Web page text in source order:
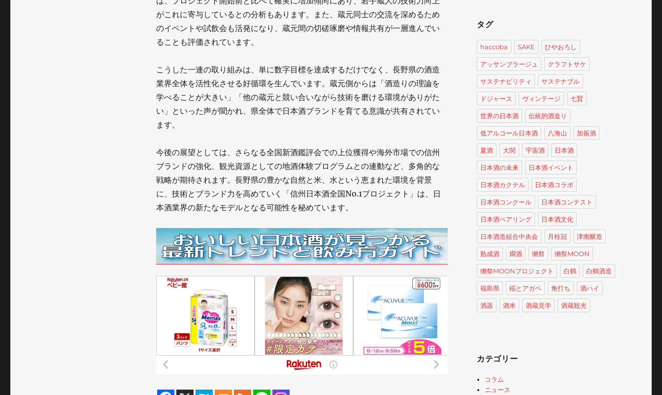
がこれに寄与しているとの分析もあります。また、蔵元同士の交流を深めるため
のイベントや試飲会も活発になり、蔵元間の切磋琢磨や情報共有が一層進んでい
ることも評価されています。
こうした一連の取り組みは、単に数字目標を達成するだけでなく、長野県の酒造
業界全体を活性化させる好循環を生んでいます。蔵元側からは「酒造りの理論を
学べることが大きい」「他の蔵元と競い合いながら技術を磨ける環境がありがた
い」といった声が聞かれ、県全体で日本酒ブランドを育てる意識が共有されてい
ます。
今後の展望としては、さらなる全国新酒鑑評会での上位獲得や海外市場での信州
ブランドの強化、観光資源としての地酒体験プログラムとの連動など、多角的な
戦略が期待されます。長野県の豊かな自然と米、水という恵まれた環境を背景
に、技術とブランド力を高めていく「信州日本酒全国No.1プロジェクト」は、日
本酒業界の新たなモデルとなる可能性を秘めています。
タグ
haccoba SAKE ひやおろし
アッサンブラージュ クラフトサケ
サステナビリティ サステナブル
ドジャース ヴィンテージ 七賢
世界の日本酒 伝統的酒造り
低アルコール日本酒 八海山 加振酒
夏酒 大関 宇宙酒 日本酒
日本酒の未来 日本酒イベント
日本酒カクテル 日本酒コラボ
日本酒コンクール 日本酒コンテスト
日本酒ペアリング 日本酒文化
日本酒造組合中央会 月桂冠 津南醸造
熟成酒 燗酒 獺祭 獺祭MOON
獺祭MOONプロジェクト 白鶴 白鶴酒造
福島県 稲とアガベ 角打ち 酒ハイ
酒器 酒米 酒蔵見学 酒蔵観光
カテゴリー
コラム
ニュース